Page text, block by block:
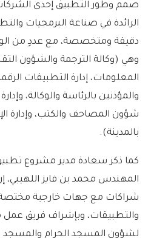
صمم وطور التطبيق إحدى
الرائدة في صناعة البرمجيات
دقيقة ومتخصصة، مع عددٍ من
وهي (وكالة الترجمة والشؤون
المعلومات، إدارة التطبيقات
والمؤذنين بالرئاسة والوكالة،
شؤون المصاحف والكتب، وإدارة
بالمدينة).
كما ذكر سعادة مدير مشروع
المهندس محمد بن فايز اللهيبي،
شراكات مع جهات خارجية
والتطبيقات، وبإشراف فريق
لشؤون المسجد الحرام والمسجد